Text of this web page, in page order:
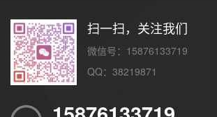
扫一扫，关注我们
微信号：15876133719
QQ：38219871